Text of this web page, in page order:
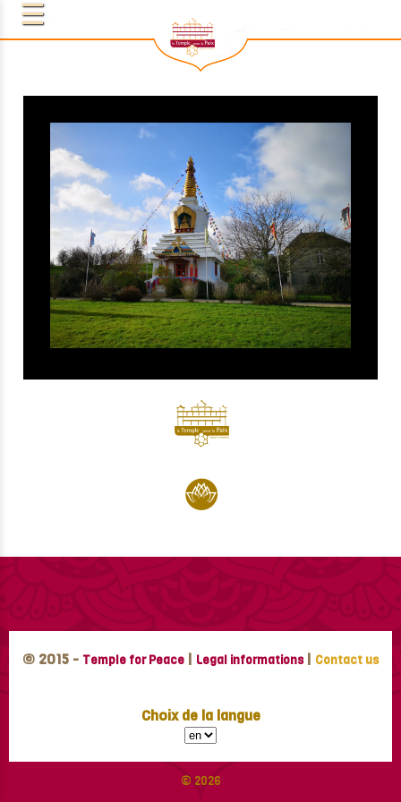
© 2015 - Temple for Peace | Legal informations | Contact us
Choix de la langue
© 2026